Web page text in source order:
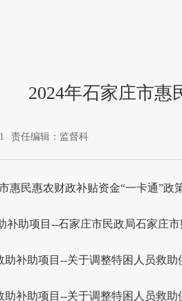
2024年石家庄市惠
责任编辑：监督科
惠民惠农财政补贴资金“一卡通”政
补助项目--石家庄市民政局石家庄
助补助项目--关于调整特困人员救
助补助项目--关于调整特困人员救